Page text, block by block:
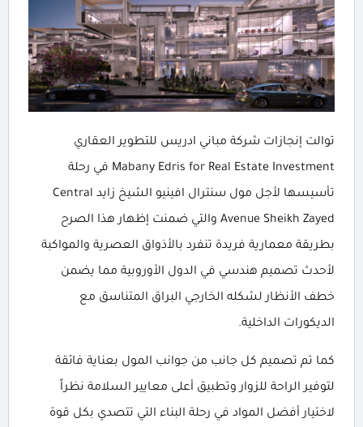
توالت إنجازات شركة مباني ادريس للتطوير العقاري
Mabany Edris for Real Estate Investment في رحلة
تأسيسها لأجل مول سنترال افينيو الشيخ زايد Central
Avenue Sheikh Zayed والتي ضمنت إظهار هذا الصرح
بطريقة معمارية فريدة تنفرد بالأذواق العصرية والمواكبة
لأحدث تصميم هندسي في الدول الأوروبية مما يضمن
خطف الأنظار لشكله الخارجي البراق المتناسق مع
الديكورات الداخلية.
كما تم تصميم كل جانب من جوانب المول بعناية فائقة
لتوفير الراحة للزوار وتطبيق أعلى معايير السلامة نظراً
لاختيار أفضل المواد في رحلة البناء التي تتصدي بكل قوة